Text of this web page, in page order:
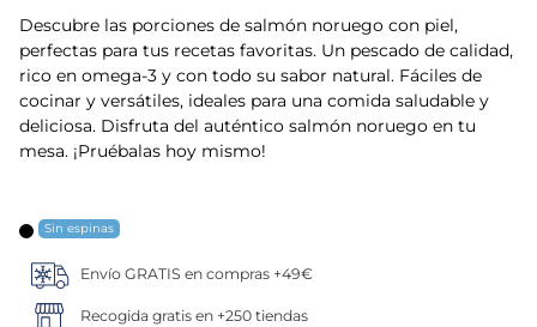
Descubre las porciones de salmón noruego con piel,
perfectas para tus recetas favoritas. Un pescado de calidad,
rico en omega-3 y con todo su sabor natural. Fáciles de
cocinar y versátiles, ideales para una comida saludable y
deliciosa. Disfruta del auténtico salmón noruego en tu
mesa. ¡Pruébalas hoy mismo!
Sin espinas
Envío GRATIS en compras +49€
Recogida gratis en +250 tiendas
8. listísimos
9. gambon
10. pollo